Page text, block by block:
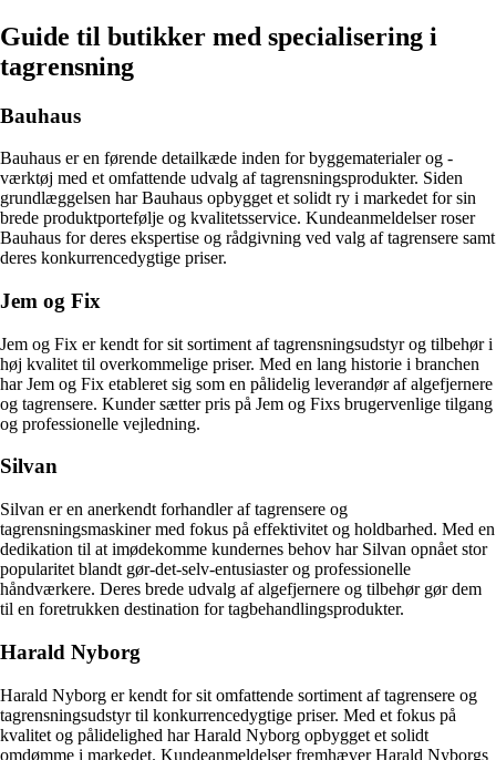
Guide til butikker med specialisering i
tagrensning
Bauhaus
Bauhaus er en førende detailkæde inden for byggematerialer og -
værktøj med et omfattende udvalg af tagrensningsprodukter. Siden
grundlæggelsen har Bauhaus opbygget et solidt ry i markedet for sin
brede produktportefølje og kvalitetsservice. Kundeanmeldelser roser
Bauhaus for deres ekspertise og rådgivning ved valg af tagrensere samt
deres konkurrencedygtige priser.
Jem og Fix
Jem og Fix er kendt for sit sortiment af tagrensningsudstyr og tilbehør i
høj kvalitet til overkommelige priser. Med en lang historie i branchen
har Jem og Fix etableret sig som en pålidelig leverandør af algefjernere
og tagrensere. Kunder sætter pris på Jem og Fixs brugervenlige tilgang
og professionelle vejledning.
Silvan
Silvan er en anerkendt forhandler af tagrensere og
tagrensningsmaskiner med fokus på effektivitet og holdbarhed. Med en
dedikation til at imødekomme kundernes behov har Silvan opnået stor
popularitet blandt gør-det-selv-entusiaster og professionelle
håndværkere. Deres brede udvalg af algefjernere og tilbehør gør dem
til en foretrukken destination for tagbehandlingsprodukter.
Harald Nyborg
Harald Nyborg er kendt for sit omfattende sortiment af tagrensere og
tagrensningsudstyr til konkurrencedygtige priser. Med et fokus på
kvalitet og pålidelighed har Harald Nyborg opbygget et solidt
omdømme i markedet. Kundeanmeldelser fremhæver Harald Nyborgs